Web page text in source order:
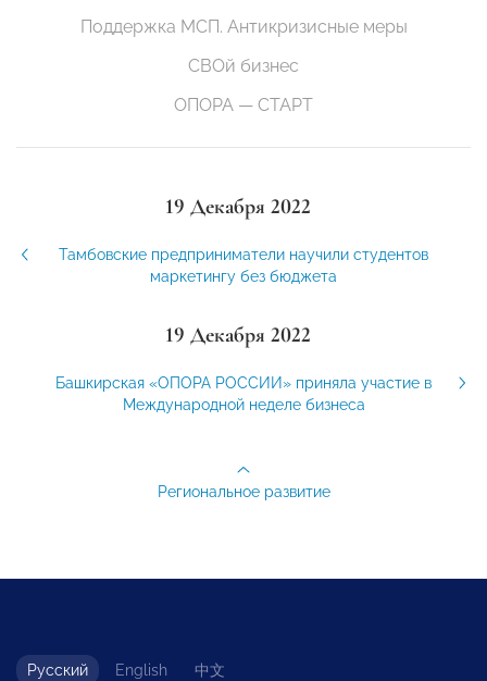
Поддержка МСП. Антикризисные меры
СВОй бизнес
ОПОРА — СТАРТ
19 Декабря 2022
Тамбовские предприниматели научили студентов
маркетингу без бюджета
19 Декабря 2022
Башкирская «ОПОРА РОССИИ» приняла участие в
Международной неделе бизнеса
Региональное развитие
Русский English 中文